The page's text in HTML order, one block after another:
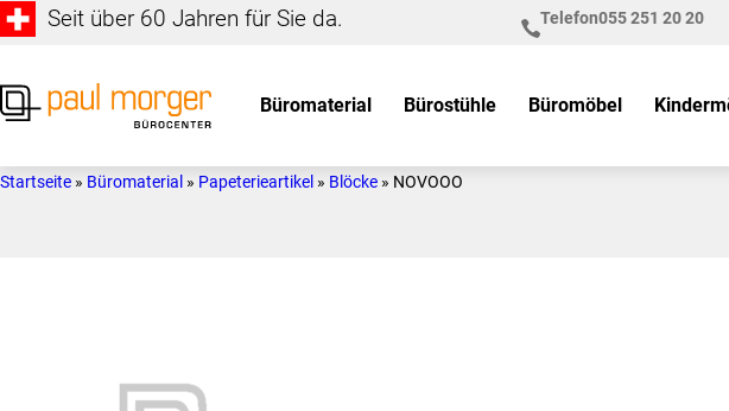
Zur
springen
Skip
main
Seit über 60 Jahren für Sie da. Telefon055 251 20 20
Morger
individuell
Büromaterial Bürostühle Büromöbel
Startseite » Büromaterial » Papeterieartikel » Blöcke » NOVOOO